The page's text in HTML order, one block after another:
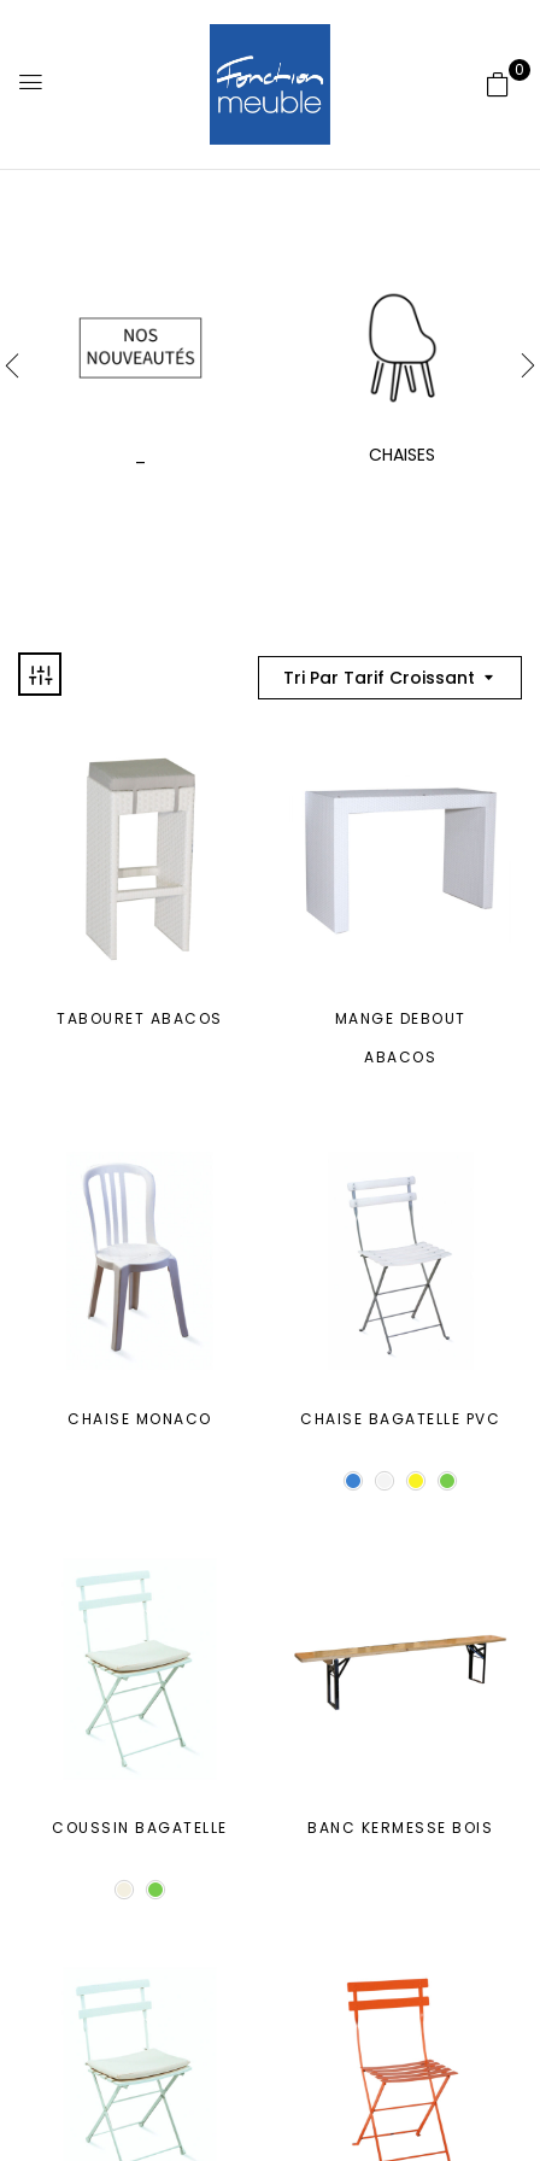
0
CHAISES
Tri Par Tarif Croissant
TABOURET ABACOS
MANGE DEBOUT
ABACOS
CHAISE MONACO CHAISE BAGATELLE PVC
COUSSIN BAGATELLE BANC KERMESSE BOIS